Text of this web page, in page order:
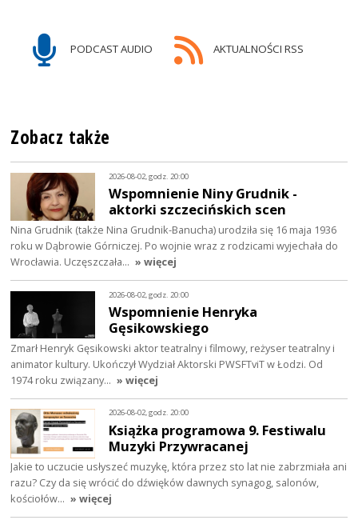
PODCAST AUDIO AKTUALNOŚCI RSS
Zobacz także
2026-08-02, godz. 20:00
Wspomnienie Niny Grudnik -
aktorki szczecińskich scen
Nina Grudnik (także Nina Grudnik-Banucha) urodziła się 16 maja 1936
roku w Dąbrowie Górniczej. Po wojnie wraz z rodzicami wyjechała do
Wrocławia. Uczęszczała… » więcej
2026-08-02, godz. 20:00
Wspomnienie Henryka
Gęsikowskiego
Zmarł Henryk Gęsikowski aktor teatralny i filmowy, reżyser teatralny i
animator kultury. Ukończył Wydział Aktorski PWSFTviT w Łodzi. Od
1974 roku związany… » więcej
2026-08-02, godz. 20:00
Książka programowa 9. Festiwalu
Muzyki Przywracanej
Jakie to uczucie usłyszeć muzykę, która przez sto lat nie zabrzmiała ani
razu? Czy da się wrócić do dźwięków dawnych synagog, salonów,
kościołów… » więcej